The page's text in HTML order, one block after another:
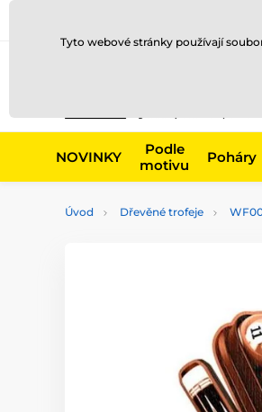
NOVINKY
Podle
motivu
Poháry
Úvod Dřevěné trofeje
Tyto webové stránky používají